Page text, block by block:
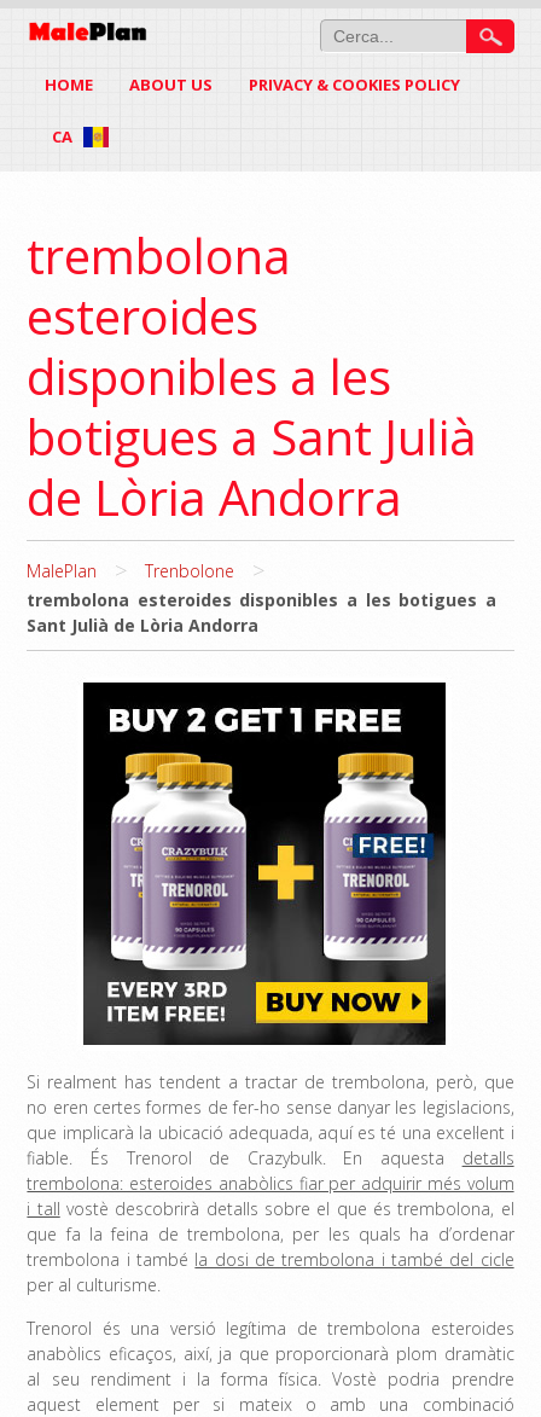
HOME ABOUT US PRIVACY & COOKIES POLICY
CA
trembolona
esteroides
disponibles a les
botigues a Sant Julià
de Lòria Andorra
MalePlan > Trenbolone >
trembolona esteroides disponibles a les botigues a
Sant Julià de Lòria Andorra
Si realment has tendent a tractar de trembolona, ​​però, que
no eren certes formes de fer-ho sense danyar les legislacions,
que implicarà la ubicació adequada, aquí es té una excel·lent i
fiable. És Trenorol de Crazybulk. En aquesta detalls
trembolona: esteroides anabòlics fiar per adquirir més volum
i tall vostè descobrirà detalls sobre el que és trembolona, ​​el
que fa la feina de trembolona, ​​per les quals ha d’ordenar
trembolona i també la dosi de trembolona i també del cicle
per al culturisme.
Trenorol és una versió legítima de trembolona esteroides
anabòlics eficaços, així, ja que proporcionarà plom dramàtic
al seu rendiment i la forma física. Vostè podria prendre
aquest element per si mateix o amb una combinació